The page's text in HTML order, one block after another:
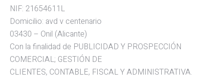
NIF: 21654611L
Domicilio: avd v centenario
03430 – Onil (Alicante)
Con la finalidad de PUBLICIDAD Y PROSPECCIÓN
COMERCIAL; GESTIÓN DE
CLIENTES, CONTABLE, FISCAL Y ADMINISTRATIVA.